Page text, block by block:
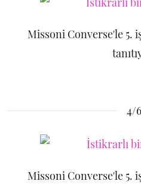
Missoni Converse'le
4/6
Missoni Converse'le